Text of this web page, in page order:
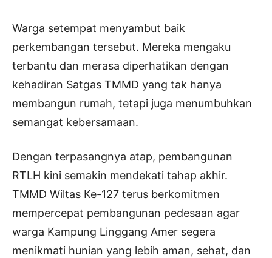
Warga setempat menyambut baik
perkembangan tersebut. Mereka mengaku
terbantu dan merasa diperhatikan dengan
kehadiran Satgas TMMD yang tak hanya
membangun rumah, tetapi juga menumbuhkan
semangat kebersamaan.
Dengan terpasangnya atap, pembangunan
RTLH kini semakin mendekati tahap akhir.
TMMD Wiltas Ke-127 terus berkomitmen
mempercepat pembangunan pedesaan agar
warga Kampung Linggang Amer segera
menikmati hunian yang lebih aman, sehat, dan